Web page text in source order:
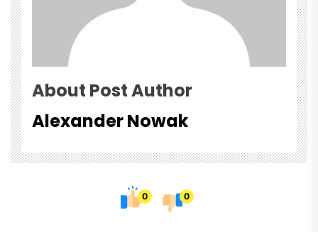
About Post Author
Alexander Nowak
0 0